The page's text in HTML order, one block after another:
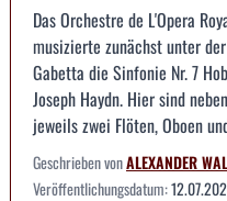
Das Orchestre de L'Opera
musizierte zunächst unter
Gabetta die Sinfonie Nr. 7
Joseph Haydn. Hier sind
jeweils zwei Flöten, Oboen
Geschrieben vonALEXANDER
Veröffentlichungsdatum: